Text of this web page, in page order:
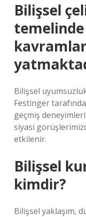
Bilişsel
temelinde
Bilişsel
Festinger
geçmiş
siyasi
etkilenir.
Bilişsel
kimdir?
Bilişsel yaklaşım,